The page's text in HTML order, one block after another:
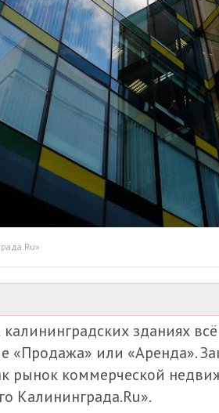
зданиях
«Продажа» или «Аренда».
рынок коммерческой
Калининграда.Ru».